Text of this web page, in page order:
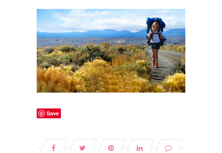
Save